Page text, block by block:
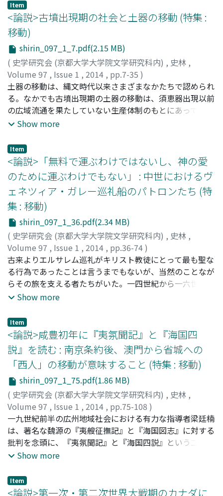
Item
<論説>古墳出現期の社会と土器の移動 (特集 :
移動)
shirin_097_1_7.pdf(2.15 MB)
( 史学研究会 (京都大学大学院文学研究科内) , 史林 ,
Volume 97 , Issue 1 , 2014 , pp.7-35 )
次山, 淳;TSUGIYAMA, Jun;ツギヤマ, ジュン
土器の移動は、縄文時代以来さまざまなかたちで認められ
る。なかでも古墳出現期の土器の移動は、須恵器出現以前
の広域流通を果たしていない生産体制のもとにあって、日
本列島の各地の土器がそれぞれの様式圏を越えて広域かつ
式に大きな変化をもたらす場合も少なくない。こうした土
器の移動は、人の動きや物資流通、あるいは情報の流れを
反映し、古墳の出現や成立過程、また広域流通機構のあり
かたを考察するうえでの材料となってきた。本稿では、土
器の移動から読み取られてきた古墳出現期の社会のありか
たについて、土器の生産体制、畿内を中心とする入りと出
の双方向の土器の移動、流通機構と集落のネットワークの
観点から研究の現状について整理した。
Show more
Item
<論説>「無料で運ぶわけではないし、神の愛
のために運ぶわけでもない」 : 中世におけるヴ
ェネツィア・ガレー巡礼船のパトロンたち (特
集 : 移動)
shirin_097_1_36.pdf(2.34 MB)
( 史学研究会 (京都大学大学院文学研究科内) , 史林 ,
Volume 97 , Issue 1 , 2014 , pp.36-74)
櫻井, 康人;SAKURAI, Yasuto;サクライ, ヤスト
古来よりエルサレム巡礼がキリスト教徒にとって最も聖な
る行為であったことは言うまでもないが、当然のことなが
らその旅を支える者たちがいた。一四世紀から一六世紀前
半の「聖地巡礼の黄金期」においては、ヴェネツィアのガ
に着目することは聖地巡礼という「聖なる移動」をまた異
なる角度から照射することができる、ということを意味す
る。しかし、膨大な聖地巡礼史の分野において、パトロン
に着目した研究はこれまでにほとんどない。その中で、ヴ
ェネツィア側の史料を網羅的に分析したM・ニューエット
の成果は特筆すべきものがあるが、聖地巡礼記という史料
群の分析が不十分であるという問題が残されたままであ
る。 そこで本稿では、ニューエットが明らかにしてくれ
たヴェネツィアのガレー巡礼船システムに関する成果と、
聖地巡礼記を網羅的に分析した結果との突き合わせ作業を
時系列的に行うことで、ガレー巡礼船網度の変遷およびパ
トロンという巡礼者を運搬した者たちの全体像の把握によ
り近づくことを目的とする。
Show more
Item
<論説>咸豊初年に『夷氛聞記』と『海国四
説』を読む : 南京条約後、澳門から省城への
「西人」の移動が意味すること (特集 : 移動)
shirin_097_1_75.pdf(1.86 MB)
( 史学研究会 (京都大学大学院文学研究科内) , 史林 ,
Volume 97 , Issue 1 , 2014 , pp.75-108 )
村尾, 進;MURAO, Susumu;ムラオ, ススム
一九世紀前半の広州地域社会における有力な指導者梁廷楠
は、著名な魏源の『夷艘征撫記』と『海国図志』に対する
批判を念頭に、『夷氛聞記』と『海国四説』という二つの
著作を、広州入城闘争「勝利」後の成豊初年に刊行した。
城広州と澳門(マカオ)の間に間にしつらえられた「間
(ま)」の消滅、すなわち澳門(マカオ)から省城広州への外
Show more
Item
<論説>第一次・第二次世界大戦期のカナダに